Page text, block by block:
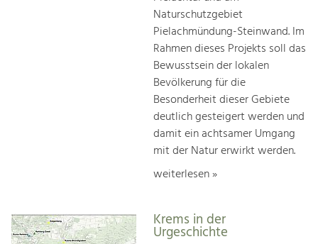
Naturschutzgebiet
Pielachmündung-Steinwand. Im
Rahmen dieses Projekts soll das
Bewusstsein der lokalen
Bevölkerung für die
Besonderheit dieser Gebiete
deutlich gesteigert werden und
damit ein achtsamer Umgang
mit der Natur erwirkt werden.
weiterlesen »
Krems in der
Urgeschichte